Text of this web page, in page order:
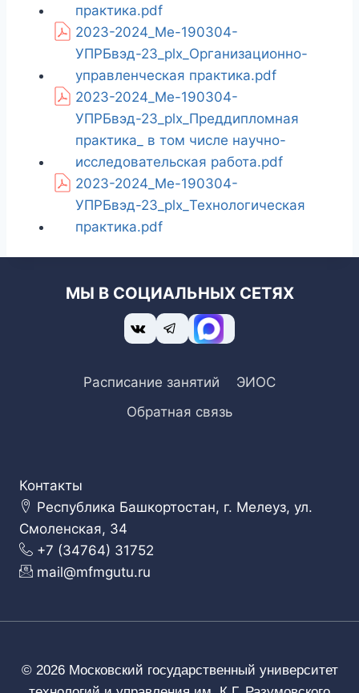
практика.pdf
2023-2024_Ме-190304-
УПРБвэд-23_plx_Организационно-
управленческая практика.pdf
2023-2024_Ме-190304-
УПРБвэд-23_plx_Преддипломная
практика_ в том числе научно-
исследовательская работа.pdf
2023-2024_Ме-190304-
УПРБвэд-23_plx_Технологическая
практика.pdf
МЫ В СОЦИАЛЬНЫХ СЕТЯХ
Расписание занятий
ЭИОС
Обратная связь
Контакты
Республика Башкортостан, г. Мелеуз, ул.
Смоленская, 34
+7 (34764) 31752
mail@mfmgutu.ru
© 2026 Московский государственный университет